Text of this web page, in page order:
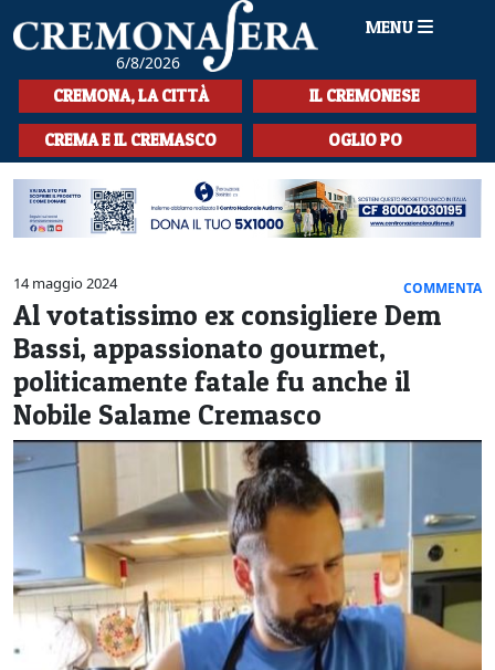
6/8/2026
MENU
HOME
CRONACA
SPORT
LA MUSICA
CULTURA
LA STORIA
SPETTACOLI
L'EDITORIALE
SEZIONI
CERCA
CREMONA, LA CITTÀ IL CREMONESE
CREMA E IL CREMASCO OGLIO PO
14 maggio 2024 COMMENTA
Al votatissimo ex consigliere Dem
Bassi, appassionato gourmet,
politicamente fatale fu anche il
Nobile Salame Cremasco